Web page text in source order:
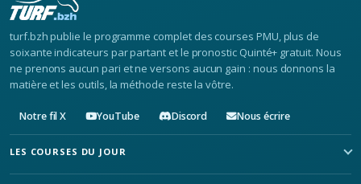
turf.bzh publie le programme complet des courses PMU, plus de
soixante indicateurs par partant et le pronostic Quinté+ gratuit. Nous
ne prenons aucun pari et ne versons aucun gain : nous donnons la
matière et les outils, la méthode reste la vôtre.
Notre fil X YouTube Discord Nous écrire
LES COURSES DU JOUR